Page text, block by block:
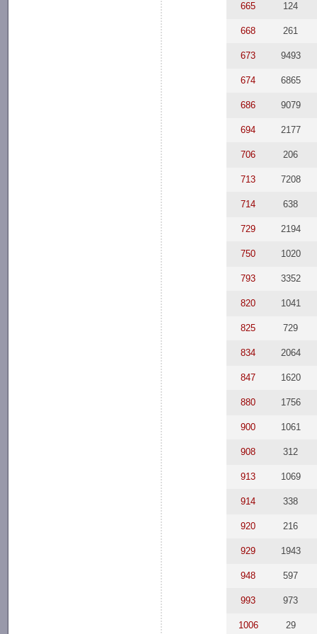
665 124
668 261
673 9493
674 6865
686 9079
694 2177
706 206
713 7208
714 638
729 2194
750 1020
793 3352
820 1041
825 729
834 2064
847 1620
880 1756
900 1061
908 312
913 1069
914 338
920 216
929 1943
948 597
993 973
1006 29